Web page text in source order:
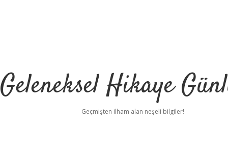
Geleneksel Hikaye
Geçmişten ilham alan neşeli bilgiler!